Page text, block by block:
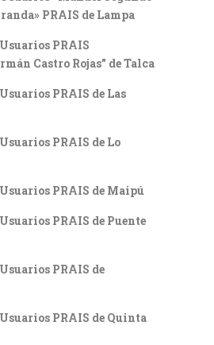
PRAIS de Lampa
PRAIS
Castro Rojas” de Talca
PRAIS de Las
PRAIS de Lo
PRAIS de Maipú
PRAIS de Puente
PRAIS de
PRAIS de Quinta